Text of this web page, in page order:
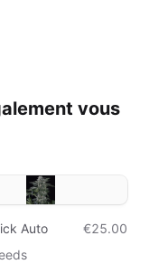
vous
Auto
€25.00